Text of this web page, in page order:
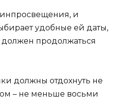
и
удобные ей даты,
должен продолжаться
должны отдохнуть не
– не меньше восьми